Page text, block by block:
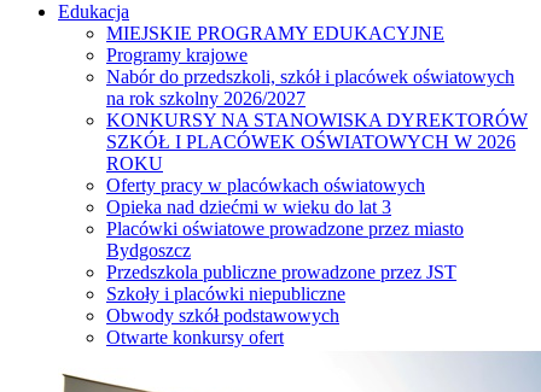
Edukacja
MIEJSKIE PROGRAMY EDUKACYJNE
Programy krajowe
Nabór do przedszkoli, szkół i placówek oświatowych
na rok szkolny 2026/2027
KONKURSY NA STANOWISKA DYREKTORÓW
SZKÓŁ I PLACÓWEK OŚWIATOWYCH W 2026
ROKU
Oferty pracy w placówkach oświatowych
Opieka nad dziećmi w wieku do lat 3
Placówki oświatowe prowadzone przez miasto
Bydgoszcz
Przedszkola publiczne prowadzone przez JST
Szkoły i placówki niepubliczne
Obwody szkół podstawowych
Otwarte konkursy ofert